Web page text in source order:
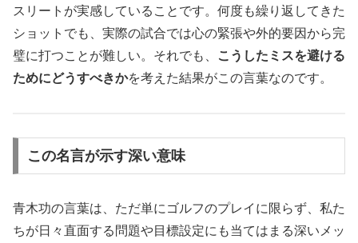
スリートが実感していることです。何度も繰り返してきた
ショットでも、実際の試合では心の緊張や外的要因から完
璧に打つことが難しい。それでも、
こうしたミスを避ける
ためにどうすべきかを考えた結果がこの言葉なのです。
この名言が示す深い意味
青木功の言葉は、ただ単にゴルフのプレイに限らず、私た
ちが日々直面する問題や目標設定にも当てはまる深いメッ